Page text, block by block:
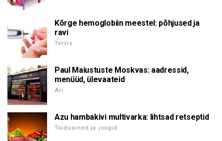
Kõrge hemoglobiin meestel: põhjused ja
ravi
Tervis
Paul Maiustuste Moskvas: aadressid,
menüüd, ülevaateid
Äri
Azu hambakivi multivarka: lihtsad retseptid
Toiduained ja joogid